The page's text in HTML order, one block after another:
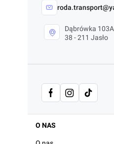
Dąbrówka 103A
38 - 211 Jasło
Linki w stopce
O NAS